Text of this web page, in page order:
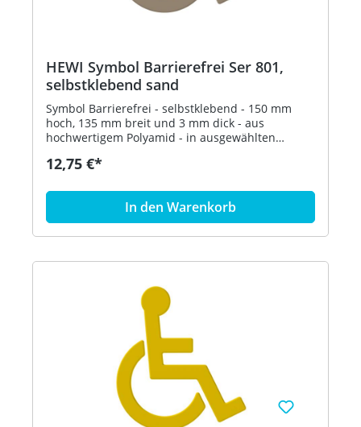
HEWI Symbol Barrierefrei Ser 801,
selbstklebend sand
Symbol Barrierefrei - selbstklebend - 150 mm
hoch, 135 mm breit und 3 mm dick - aus
hochwertigem Polyamid - in ausgewählten
12,75 €*
In den Warenkorb